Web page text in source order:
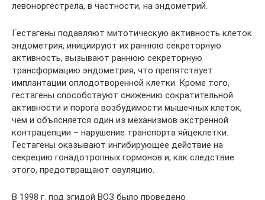
левоноргестрела, в частности, на эндометрий.
Гестагены подавляют митотическую активность клеток
эндометрия, инициируют их раннюю секреторную
активность, вызывают раннюю секреторную
трансформацию эндометрия, что препятствует
имплантации оплодотворенной клетки. Кроме того,
гестагены способствуют снижению сократительной
активности и порога возбудимости мышечных клеток,
чем и объясняется один из механизмов экстренной
контрацепции – нарушение транспорта яйцеклетки.
Гестагены оказывают ингибирующее действие на
секрецию гонадотропных гормонов и, как следствие
этого, предотвращают овуляцию.
В 1998 г. под эгидой ВОЗ было проведено